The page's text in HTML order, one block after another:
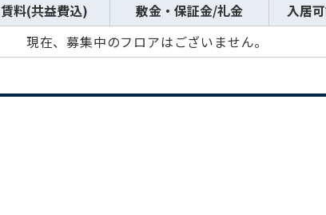
賃料(共益費込) 敷金・保証金/礼金 入居
現在、募集中のフロアはございません。